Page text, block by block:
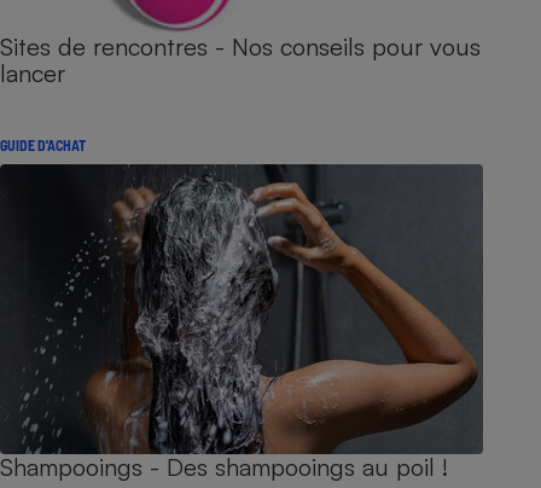
Sites de rencontres - Nos conseils pour vous
lancer
GUIDE D'ACHAT
Shampooings - Des shampooings au poil !